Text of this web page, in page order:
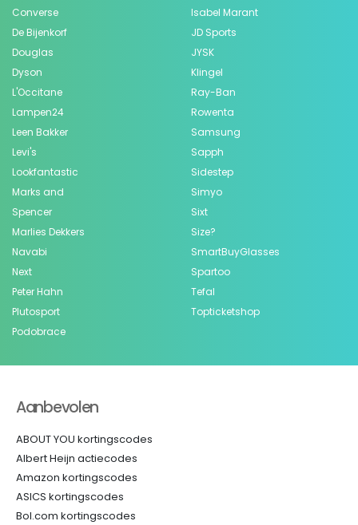
Converse
De Bijenkorf
Douglas
Dyson
Isabel Marant
JD Sports
JYSK
Klingel
L'Occitane
Lampen24
Leen Bakker
Levi's
Lookfantastic
Marks and
Spencer
Marlies Dekkers
Navabi
Next
Peter Hahn
Plutosport
Podobrace
Ray-Ban
Rowenta
Samsung
Sapph
Sidestep
Simyo
Sixt
Size?
SmartBuyGlasses
Spartoo
Tefal
Topticketshop
Aanbevolen
ABOUT YOU kortingscodes
Albert Heijn actiecodes
Amazon kortingscodes
ASICS kortingscodes
Bol.com kortingscodes